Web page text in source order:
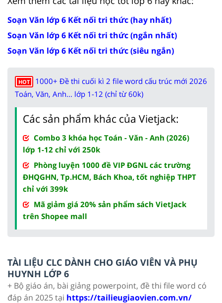
Soạn Văn lớp 6 Kết nối tri thức (hay nhất)
Soạn Văn lớp 6 Kết nối tri thức (ngắn nhất)
Soạn Văn lớp 6 Kết nối tri thức (siêu ngắn)
HOT
1000+ Đề thi cuối kì 2 file word cấu trúc mới 2026
Toán, Văn, Anh... lớp 1-12 (chỉ từ 60k)
Các sản phẩm khác của Vietjack:
Combo 3 khóa học Toán - Văn - Anh (2026)
lớp 1-12 chỉ với 250k
Phòng luyện 1000 đề VIP ĐGNL các trường
ĐHQGHN, Tp.HCM, Bách Khoa, tốt nghiệp THPT
chỉ với 399k
Mã giảm giá 20% sản phẩm sách VietJack
trên Shopee mall
TÀI LIỆU CLC DÀNH CHO GIÁO VIÊN VÀ PHỤ
HUYNH LỚP 6
+ Bộ giáo án, bài giảng powerpoint, đề thi file word có
đáp án 2025 tại https://tailieugiaovien.com.vn/